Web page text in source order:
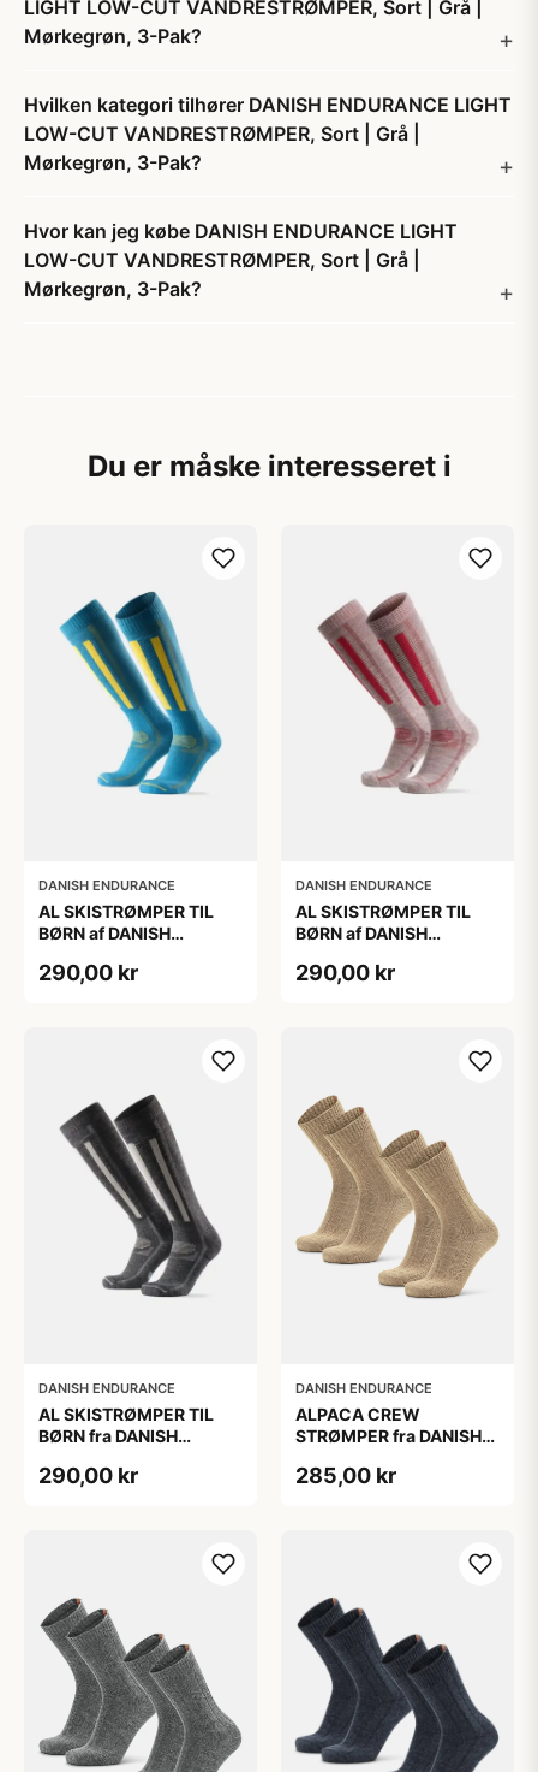
LIGHT LOW-CUT VANDRESTRØMPER, Sort | Grå |
Mørkegrøn, 3-Pak?
Hvilken kategori tilhører DANISH ENDURANCE LIGHT
LOW-CUT VANDRESTRØMPER, Sort | Grå |
Mørkegrøn, 3-Pak?
Hvor kan jeg købe DANISH ENDURANCE LIGHT
LOW-CUT VANDRESTRØMPER, Sort | Grå |
Mørkegrøn, 3-Pak?
Du er måske interesseret i
DANISH ENDURANCE
AL SKISTRØMPER TIL
BØRN af DANISH
35-38
290,00 kr
DANISH ENDURANCE
AL SKISTRØMPER TIL
BØRN af DANISH
Lysegrå/Lyserød, 35-38
290,00 kr
DANISH ENDURANCE
AL SKISTRØMPER TIL
BØRN fra DANISH
Mørkegrå/Lysegrå, 35-
290,00 kr
DANISH ENDURANCE
ALPACA CREW
STRØMPER fra DANISH
38, Varm og åndbar
285,00 kr